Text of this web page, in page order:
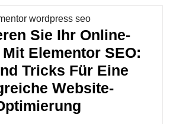
wordpress seoKategorie
Sie Ihr Online-
Elementor SEO:
Tricks Für Eine
Website-
Maximieren